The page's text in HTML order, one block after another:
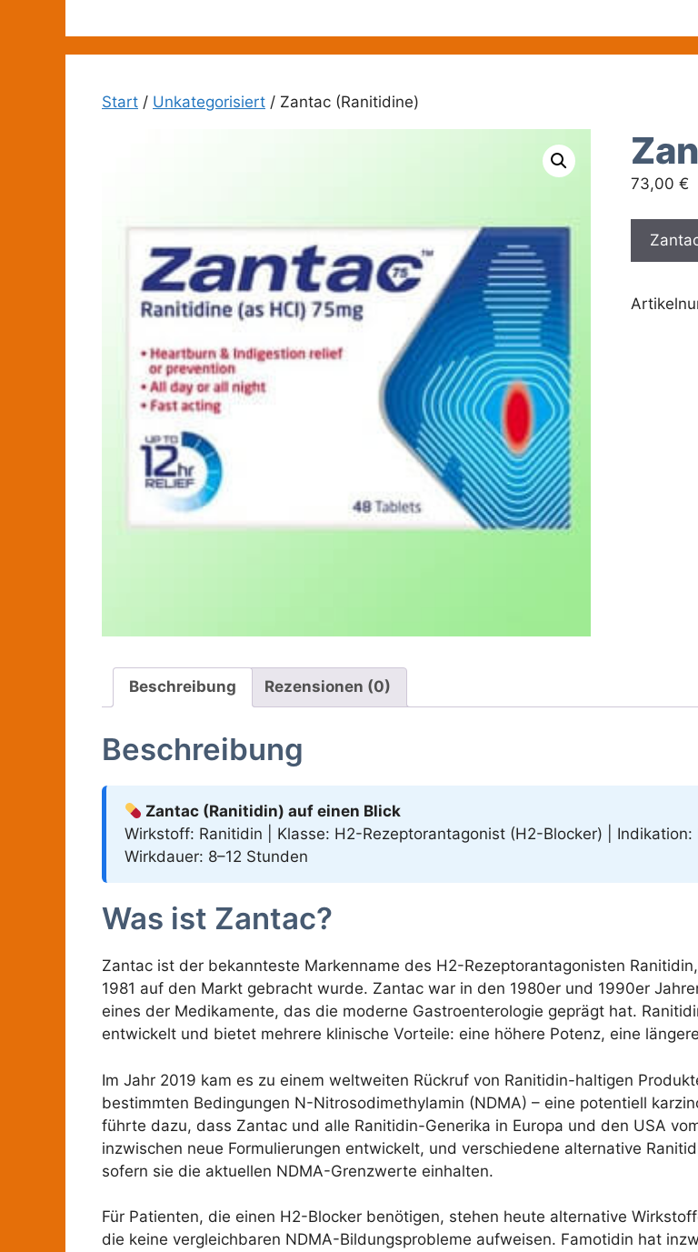
Start / Unkategorisiert / Zantac (Ranitidine)
73,00€
Beschreibung Rezensionen (0)
Beschreibung
Zantac (Ranitidin) auf einen Blick
Wirkstoff: Ranitidin | Klasse: H2-Rezeptorantagonist (H2-Blocker) | Indikation:
Wirkdauer: 8–12 Stunden
Was ist Zantac?
Zantac ist der bekannteste Markenname des H2-Rezeptorantagonisten
1981 auf den Markt gebracht wurde. Zantac war in den 1980er und 1990er
eines der Medikamente, das die moderne Gastroenterologie geprägt hat.
entwickelt und bietet mehrere klinische Vorteile: eine höhere Potenz, eine
Im Jahr 2019 kam es zu einem weltweiten Rückruf von Ranitidin-haltigen
bestimmten Bedingungen N-Nitrosodimethylamin (NDMA) – eine potentiell
führte dazu, dass Zantac und alle Ranitidin-Generika in Europa und den USA
inzwischen neue Formulierungen entwickelt, und verschiedene alternative
sofern sie die aktuellen NDMA-Grenzwerte einhalten.
Für Patienten, die einen H2-Blocker benötigen, stehen heute alternative
die keine vergleichbaren NDMA-Bildungsprobleme aufweisen. Famotidin hat